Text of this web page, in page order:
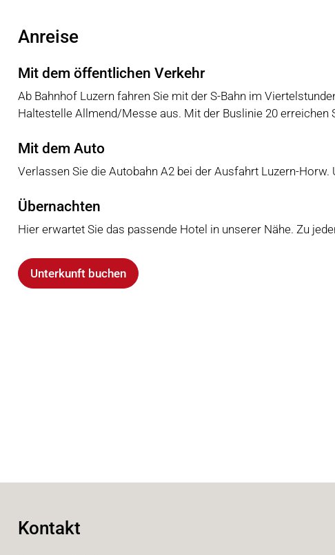
Anreise
Mit dem öffentlichen Verkehr
Ab Bahnhof Luzern fahren Sie mit der S-Bahn im
Haltestelle Allmend/Messe aus. Mit der Buslinie 20 erreichen
Mit dem Auto
Verlassen Sie die Autobahn A2 bei der Ausfahrt Luzern-
Übernachten
Hier erwartet Sie das passende Hotel in unserer Nähe. Zu
Unterkunft buchen
Kontakt